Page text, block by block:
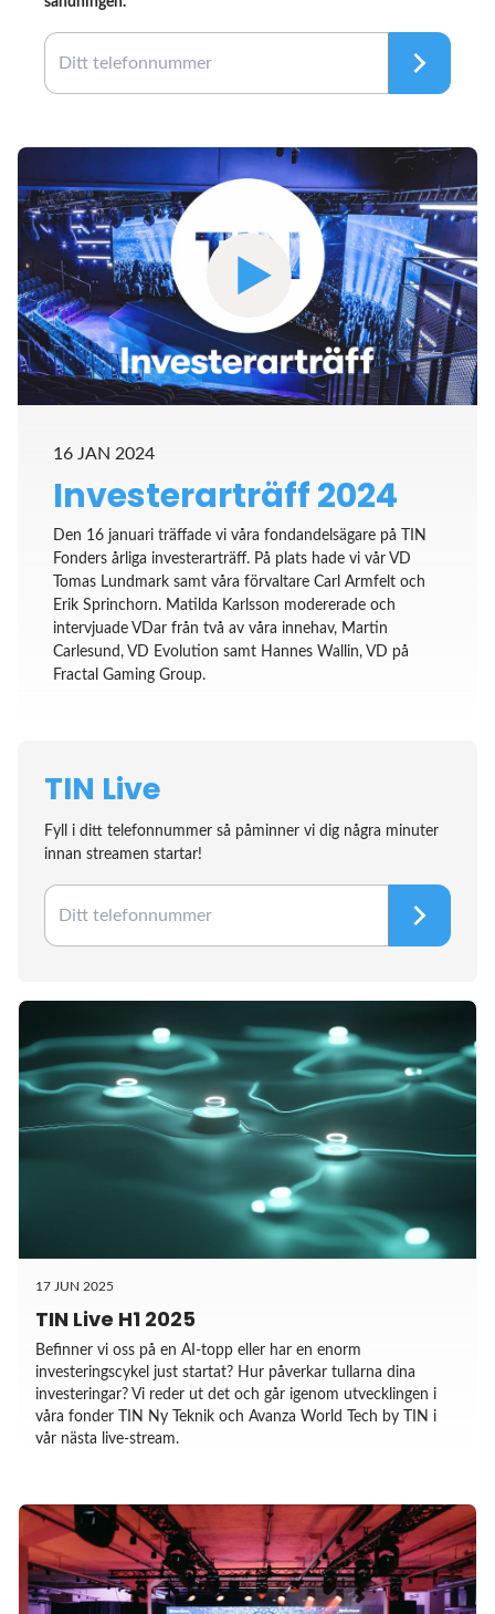
16 JAN 2024
Investerarträff 2024
Den 16 januari träffade vi våra fondandelsägare på TIN
Fonders årliga investerarträff. På plats hade vi vår VD
Tomas Lundmark samt våra förvaltare Carl Armfelt och
Erik Sprinchorn. Matilda Karlsson modererade och
intervjuade VDar från två av våra innehav, Martin
Carlesund, VD Evolution samt Hannes Wallin, VD på
Fractal Gaming Group.
TIN Live
Fyll i ditt telefonnummer så påminner vi dig några minuter
innan streamen startar!
17 JUN 2025
TIN Live H1 2025
Befinner vi oss på en AI-topp eller har en enorm
investeringscykel just startat? Hur påverkar tullarna dina
investeringar? Vi reder ut det och går igenom utvecklingen i
våra fonder TIN Ny Teknik och Avanza World Tech by TIN i
vår nästa live-stream.